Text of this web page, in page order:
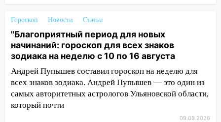
19:55
В Ульяновске упавшее дерево
заблокировало в машине двух женщин
17:15 В Ульяновской области
ремонтируют девять мостов: один уже
готов, ещё два — почти завершены
17:00 «Ульяновскалипсис»: последствия
урагана 8 августа
Прогноз погоды в Ульяновской
Гороскоп Новости Статьи
"Благоприятный период для новых
начинаний: гороскоп для всех знаков
зодиака на неделю с 10 по 16 августа
Андрей Пупышев составил гороскоп на неделю для
всех знаков зодиака. Андрей Пупышев — это один из
самых авторитетных астрологов Ульяновской области,
который почти
09.08.2026